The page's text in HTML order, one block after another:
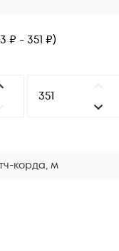
₽ - 351 ₽)
корда, м